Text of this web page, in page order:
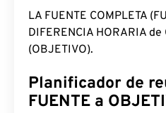
LA FUENTE COMPLETA
DIFERENCIA HORARIA
(OBJETIVO).
Planificador de
FUENTE a